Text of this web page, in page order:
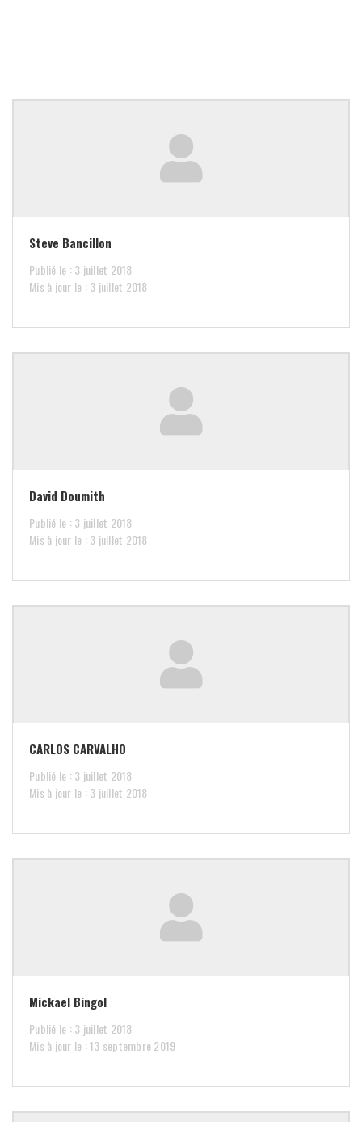
Steve Bancillon
Publié le : 3 juillet 2018
Mis à jour le : 3 juillet 2018
David Doumith
Publié le : 3 juillet 2018
Mis à jour le : 3 juillet 2018
CARLOS CARVALHO
Publié le : 3 juillet 2018
Mis à jour le : 3 juillet 2018
Mickael Bingol
Publié le : 3 juillet 2018
Mis à jour le : 13 septembre 2019